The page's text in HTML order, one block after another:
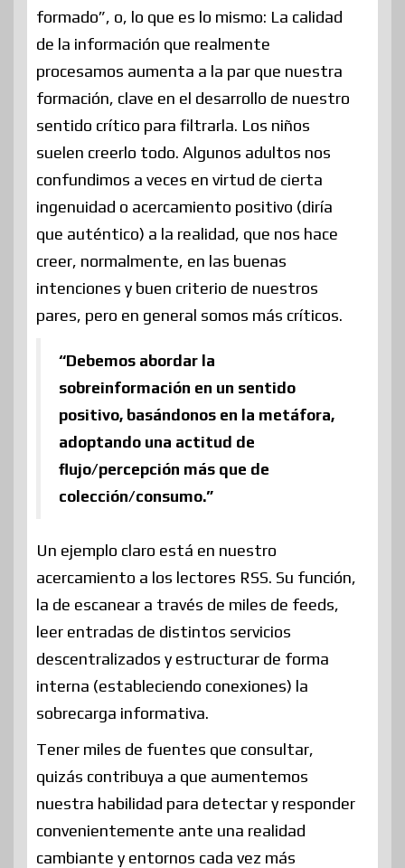
formado”, o, lo que es lo mismo: La calidad
de la información que realmente
procesamos aumenta a la par que nuestra
formación, clave en el desarrollo de nuestro
sentido crítico para filtrarla. Los niños
suelen creerlo todo. Algunos adultos nos
confundimos a veces en virtud de cierta
ingenuidad o acercamiento positivo (diría
que auténtico) a la realidad, que nos hace
creer, normalmente, en las buenas
intenciones y buen criterio de nuestros
pares, pero en general somos más críticos.
“Debemos abordar la
sobreinformación en un sentido
positivo, basándonos en la metáfora,
adoptando una actitud de
flujo/percepción más que de
colección/consumo.”
Un ejemplo claro está en nuestro
acercamiento a los lectores RSS. Su función,
la de escanear a través de miles de feeds,
leer entradas de distintos servicios
descentralizados y estructurar de forma
interna (estableciendo conexiones) la
sobrecarga informativa.
Tener miles de fuentes que consultar,
quizás contribuya a que aumentemos
nuestra habilidad para detectar y responder
convenientemente ante una realidad
cambiante y entornos cada vez más